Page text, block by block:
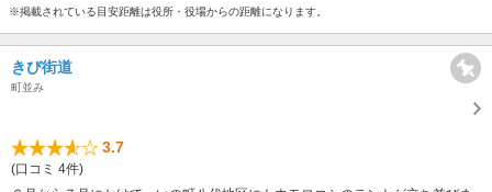
※掲載されている目安距離は役所・役場からの距離になります。
きび街道
町並み
3.7
(口コミ 4件)